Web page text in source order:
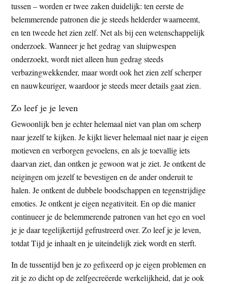
tussen – worden er twee zaken duidelijk: ten eerste de
belemmerende patronen die je steeds helderder waarneemt,
en ten tweede het zien zelf. Net als bij een wetenschappelijk
onderzoek. Wanneer je het gedrag van sluipwespen
onderzoekt, wordt niet alleen hun gedrag steeds
verbazingwekkender, maar wordt ook het zien zelf scherper
en nauwkeuriger, waardoor je steeds meer details gaat zien.
Zo leef je je leven
Gewoonlijk ben je echter helemaal niet van plan om scherp
naar jezelf te kijken. Je kijkt liever helemaal niet naar je eigen
motieven en verborgen gevoelens, en als je toevallig iets
daarvan ziet, dan ontken je gewoon wat je ziet. Je ontkent de
neigingen om jezelf te bevestigen en de ander onderuit te
halen. Je ontkent de dubbele boodschappen en tegenstrijdige
emoties. Je ontkent je eigen negativiteit. En op die manier
continueer je de belemmerende patronen van het ego en voel
je je daar tegelijkertijd gefrustreerd over. Zo leef je je leven,
totdat Tijd je inhaalt en je uiteindelijk ziek wordt en sterft.
In de tussentijd ben je zo gefixeerd op je eigen problemen en
zit je zo dicht op de zelfgecreëerde werkelijkheid, dat je ook